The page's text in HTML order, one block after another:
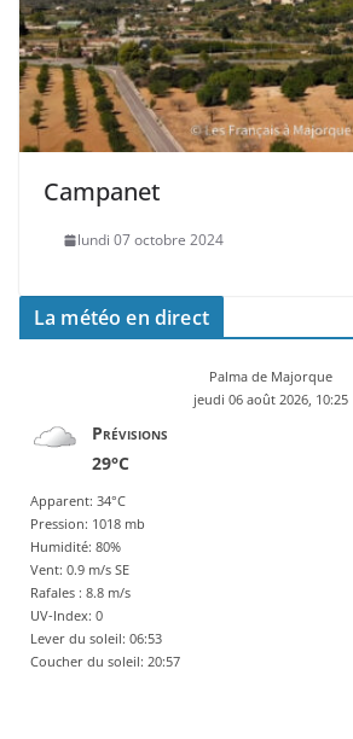
Campanet
lundi 07 octobre 2024
La météo en direct
Palma de Majorque
jeudi 06 août 2026, 10:25
Prévisions
29°C
Apparent: 34°C
Pression: 1018 mb
Humidité: 80%
Vent: 0.9 m/s SE
Rafales : 8.8 m/s
UV-Index: 0
Lever du soleil: 06:53
Coucher du soleil: 20:57